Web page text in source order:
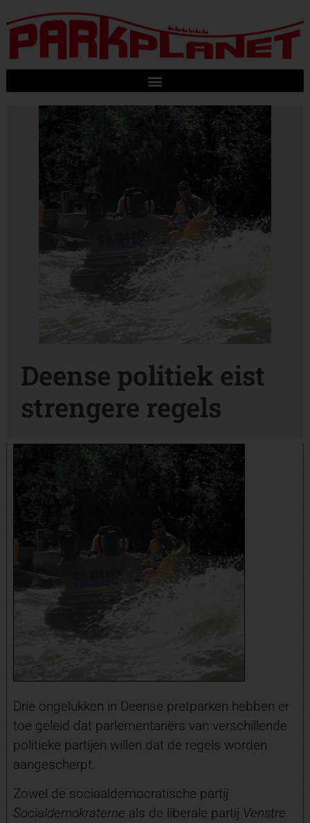
Deense politiek eist
strengere regels
Drie ongelukken in Deense pretparken hebben er
toe geleid dat parlementariërs van verschillende
politieke partijen willen dat de regels worden
aangescherpt.
Zowel de sociaaldemocratische partij
Socialdemokraterne als de liberale partij Venstre